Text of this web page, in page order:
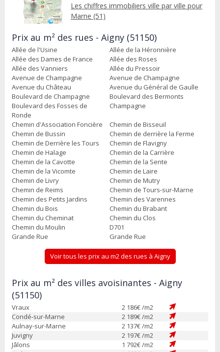
Les chiffres immobiliers ville par ville pour
Marne (51)
Prix au m² des rues - Aigny (51150)
Allée de l'Usine
Allée de la Héronnière
Allée des Dames de France
Allée des Roses
Allée des Vanniers
Allée du Pressoir
Avenue de Champagne
Avenue de Champagne
Avenue du Château
Avenue du Général de Gaulle
Boulevard de Champagne
Boulevard des Bermonts
Boulevard des Fosses de
Ronde
Champagne
Chemin d'Association Foncière
Chemin de Bisseuil
Chemin de Bussin
Chemin de derrière la Ferme
Chemin de Derrière les Tours
Chemin de Flavigny
Chemin de Halage
Chemin de la Carrière
Chemin de la Cavotte
Chemin de la Sente
Chemin de la Vicomte
Chemin de Laire
Chemin de Livry
Chemin de Mutry
Chemin de Reims
Chemin de Tours-sur-Marne
Chemin des Petits Jardins
Chemin des Varennes
Chemin du Bois
Chemin du Brabant
Chemin du Cheminat
Chemin du Clos
Chemin du Moulin
D701
Grande Rue
Grande Rue
Voir tous les prix au m2 des rues à Aigny
Prix au m² des villes avoisinantes - Aigny
(51150)
Vraux 2 186€ /m2
Condé-sur-Marne
2 189€ /m2
Aulnay-sur-Marne
2 137€ /m2
Juvigny
2 197€ /m2
Jâlons
1 792€ /m2